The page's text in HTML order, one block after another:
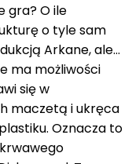
gra? O ile
o tyle sam
Arkane, ale…
ma możliwości
się w
maczetą i ukręca
Oznacza to